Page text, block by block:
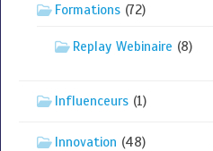
Formations (72)
Replay Webinaire (8)
Influenceurs (1)
Innovation (48)